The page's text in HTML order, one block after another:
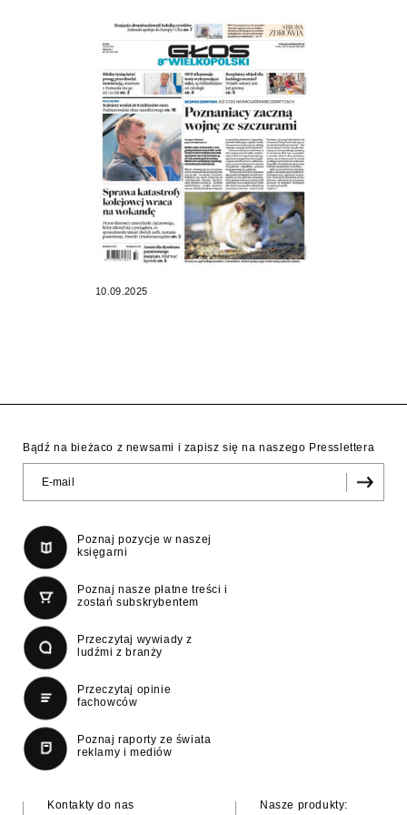
10.09.2025
Bądź na bieżaco z newsami i zapisz się na naszego Presslettera
Poznaj pozycje w naszej
księgarni
Poznaj nasze płatne treści i
zostań subskrybentem
Przeczytaj wywiady z
ludźmi z branży
Przeczytaj opinie
fachowców
Poznaj raporty ze świata
reklamy i mediów
Kontakty do nas
Nasze produkty: